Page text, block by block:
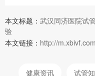
本文标题： 武汉同济医院试
验
本文链接： http://
健康资讯 试管